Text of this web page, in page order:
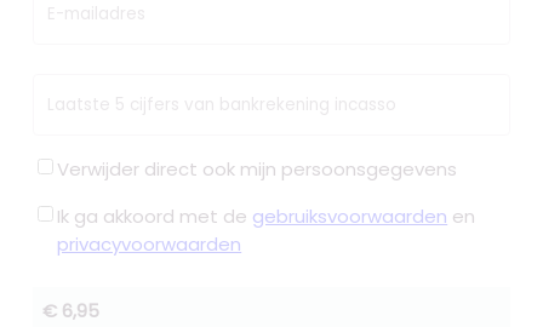
E-mailadres
Laatste 5 cijfers van bankrekening incasso
Verwijder direct ook mijn persoonsgegevens
Ik ga akkoord met de gebruiksvoorwaarden en
privacyvoorwaarden
€ 6,95